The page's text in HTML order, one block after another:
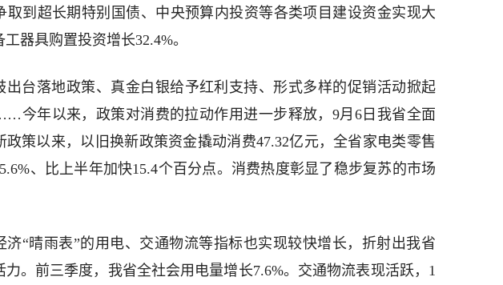
取到超长期特别国债、中央预算内投资等各类项目建设资金实现大
器具购置投资增长32.4%。
出台落地政策、真金白银给予红利支持、形式多样的促销活动掀起
今年以来，政策对消费的拉动作用进一步释放，9月6日我省全面
政策以来，以旧换新政策资金撬动消费47.32亿元，全省家电类零售
、比上半年加快15.4个百分点。消费热度彰显了稳步复苏的市场
济“晴雨表”的用电、交通物流等指标也实现较快增长，折射出我省
力。前三季度，我省全社会用电量增长7.6%。交通物流表现活跃，1